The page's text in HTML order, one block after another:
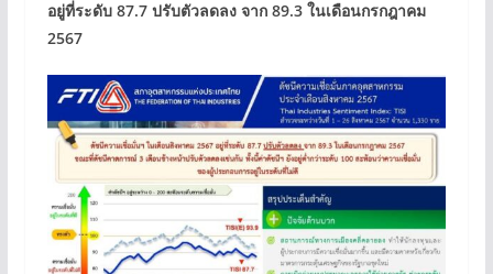
อยู่ที่ระดับ 87.7 ปรับตัวลดลง จาก 89.3 ในเดือนกรกฎาคม
2567